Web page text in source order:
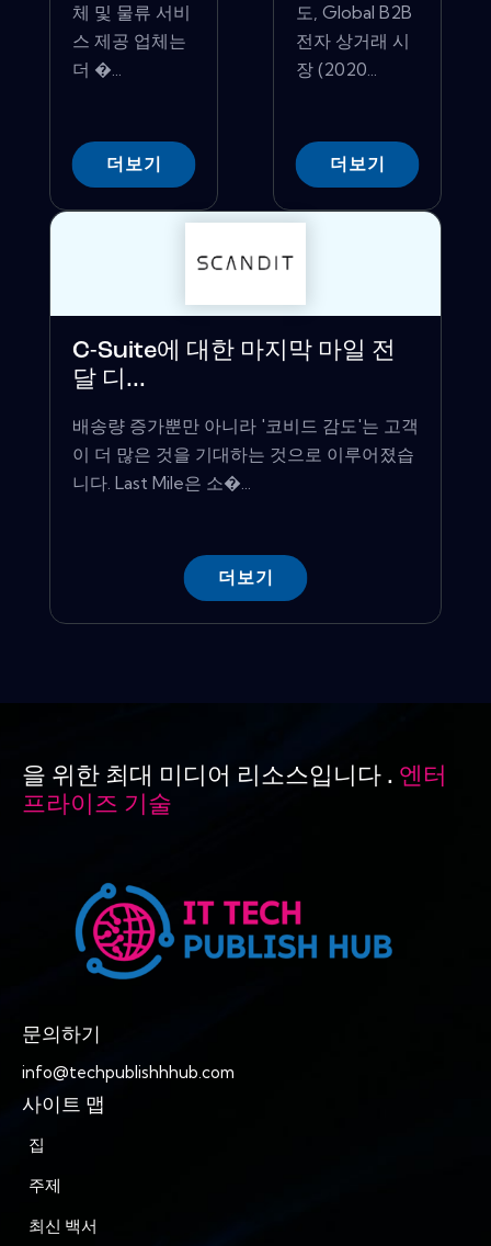
체 및 물류 서비
스 제공 업체는
더 �...
더보기
도, Global B2B
전자 상거래 시
장 (2020...
더보기
C-Suite에 대한 마지막 마일 전
달 디...
배송량 증가뿐만 아니라 '코비드 감도'는 고객
이 더 많은 것을 기대하는 것으로 이루어졌습
니다. Last Mile은 소�...
더보기
을 위한 최대 미디어 리소스입니다 . 엔터
프라이즈 기술
문의하기
info@techpublishhhub.com
사이트 맵
집
주제
최신 백서